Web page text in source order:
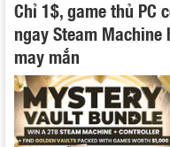
Chỉ 1$, game thủ PC
ngay Steam
may mắn